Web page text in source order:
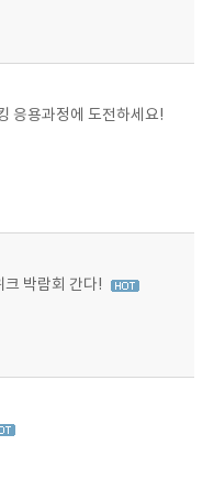
응용과정에 도전하세요!
박람회 간다!